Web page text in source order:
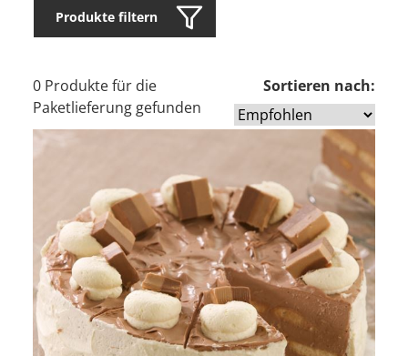
Produkte filtern
0 Produkte für die
Paketlieferung gefunden
Sortieren nach: